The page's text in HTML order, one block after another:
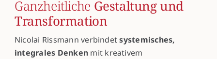
Ganzheitliche Gestaltung und
Transformation
Nicolai Rissmann verbindetsystemisches,
integrales Denken mit kreativem